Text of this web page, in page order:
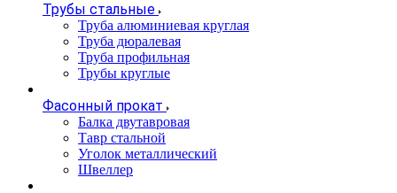
Трубы стальные
Труба алюминиевая круглая
Труба дюралевая
Труба профильная
Трубы круглые
Фасонный прокат
Балка двутавровая
Тавр стальной
Уголок металлический
Швеллер